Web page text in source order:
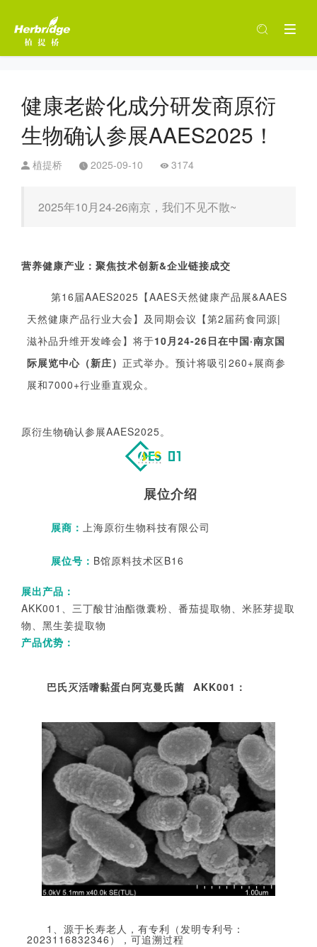
健康老龄化成分研发商原衍
生物确认参展AAES2025！
植提桥 2025-09-10 3174
2025年10月24-26南京，我们不见不散~
营养健康产业：聚焦技术创新&企业链接成交
第16届AAES2025 【AAES天然健康产品展&AAES
天然健康产品行业大会】 及同期会议 【第2届药食同源|
滋补品升维开发峰会】 将于10月24-26日在中国·南京国
际展览中心（新庄） 正式举办。 预计将吸引260+展商参
展和7000+行业垂直观众。
原衍生物确认参展AAES2025。
展位介绍
展商 ： 上海原衍生物科技有限公司
展位号： B馆原料技术区B16
展出产品 ：
AKK001、三丁酸甘油酯微囊粉、番茄提取物、米胚芽提取
物、黑生姜提取物
产品优势：
巴氏灭活嗜黏蛋白阿克曼氏菌 AKK001：
1、源于长寿老人，有专利（ 发明专利号：
2023116832346），可追溯过程